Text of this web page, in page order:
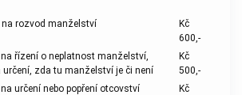
na rozvod manželství
Kč
600,-
na řízení o neplatnost manželství,
určení, zda tu manželství je či není
Kč
500,-
určení nebo popření otcovství
Kč